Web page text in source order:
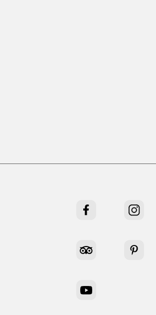
Facebook
Tripadvisor
YouTube